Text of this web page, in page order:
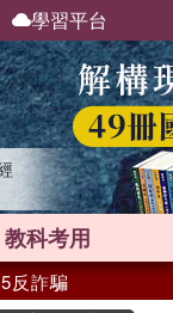
學習平台
教科考用
反詐騙